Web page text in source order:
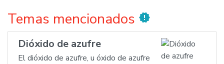
Temas mencionados new_releases
Dióxido de azufre
El dióxido de azufre, u óxido de azufre